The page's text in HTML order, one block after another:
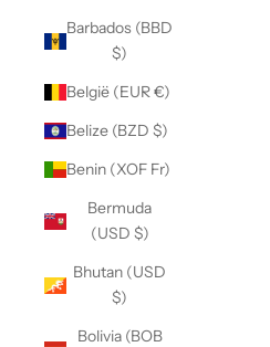
Barbados (BBD
$)
België (EUR €)
Belize (BZD $)
Benin (XOF Fr)
Bermuda
(USD $)
Bhutan (USD
$)
Bolivia (BOB